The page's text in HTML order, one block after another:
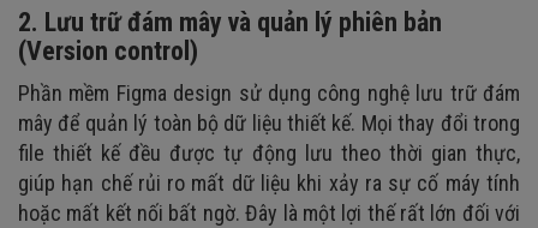
2. Lưu trữ đám mây và quản lý phiên bản
(Version control)
Phần mềm Figma design sử dụng công nghệ lưu trữ đám
mây để quản lý toàn bộ dữ liệu thiết kế. Mọi thay đổi trong
file thiết kế đều được tự động lưu theo thời gian thực,
giúp hạn chế rủi ro mất dữ liệu khi xảy ra sự cố máy tính
hoặc mất kết nối bất ngờ. Đây là một lợi thế rất lớn đối với